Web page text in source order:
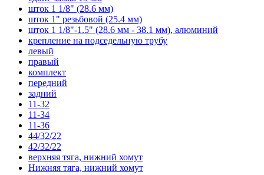
шток 1 1/8" (28.6 мм)
шток 1" резьбовой (25.4 мм)
шток 1 1/8"-1.5" (28.6 мм - 38.1 мм), алюминий
крепление на подседельную трубу
левый
правый
комплект
передний
задний
11-32
11-34
11-36
44/32/22
42/32/22
верхняя тяга, нижний хомут
Нижняя тяга, нижний хомут